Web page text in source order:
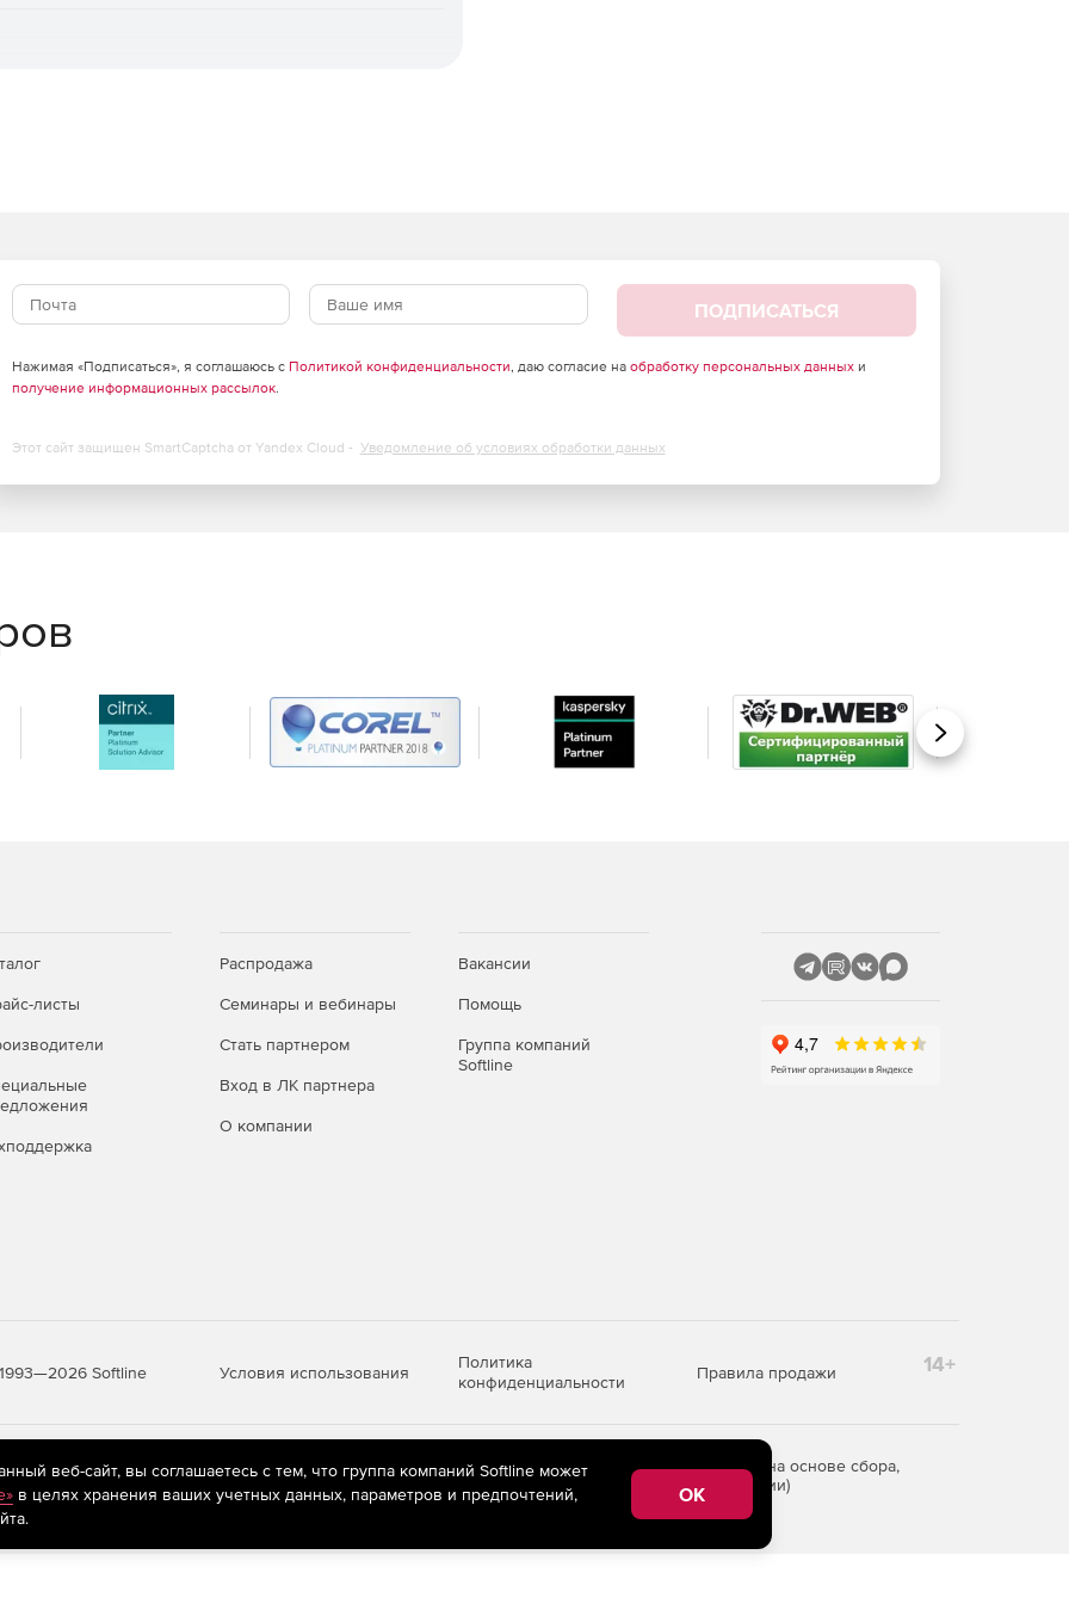
рабочих станций и файловых серверов. Отличие
контроль USB-устройств и веб-фильтрация
входит в каждую редакцию.
✓ ✓
✓
и серверах:
11, Windows Server 2003 SP2 — 2022, а также
свободное место на диске — 1 ГБ;
ПОДПИСАТЬСЯ
Нажимая «Подписаться», я соглашаюсь с Политикой конфиденциальности, даю согласие на обработку персональных данныхи
получение информационных рассылок.
Этот сайт защищен SmartCaptcha от Yandex Cloud - Уведомление об условиях обработки данных
Вперед
листы
Распродажа
Семинары и вебинары
Стать партнером
Вход в ЛК партнера
О компании
Вакансии
Помощь
Группа компаний
Softline
Softline Условия использования
Политика
конфиденциальности
Правила продажи 14+
рекомендательные технологии(информационные технологии предоставления информации на основе сбора,
пользователей сети «Интернет», находящихся на территории Российской Федерации)
веб-сайт, вы соглашаетесь с тем, что группа компаний Softline может
в целях хранения ваших учетных данных, параметров и предпочтений,
OK